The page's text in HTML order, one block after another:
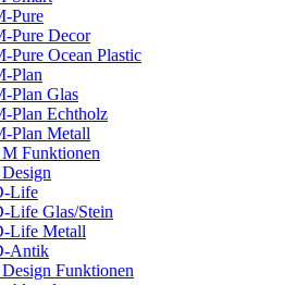
Pure
Pure Decor
Pure Ocean Plastic
Plan
Plan Glas
Plan Echtholz
Plan Metall
M Funktionen
Life
Life Glas/Stein
Life Metall
Antik
Design Funktionen